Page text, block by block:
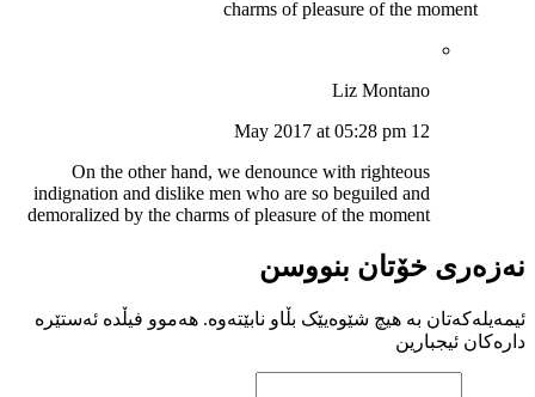
charms of pleasure of the moment
Liz Montano
12 May 2017 at 05:28 pm
On the other hand, we denounce with righteous
indignation and dislike men who are so beguiled and
demoralized by the charms of pleasure of the moment
نەزەری خۆتان بنووسن
ئیمەیلەکەتان بە هیچ شێوەیێک بڵاو نابێتەوە. هەموو فیڵدە ئەستێرە
دارەکان ئیجبارین